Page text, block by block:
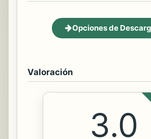
Opciones de
Valoración
3.0